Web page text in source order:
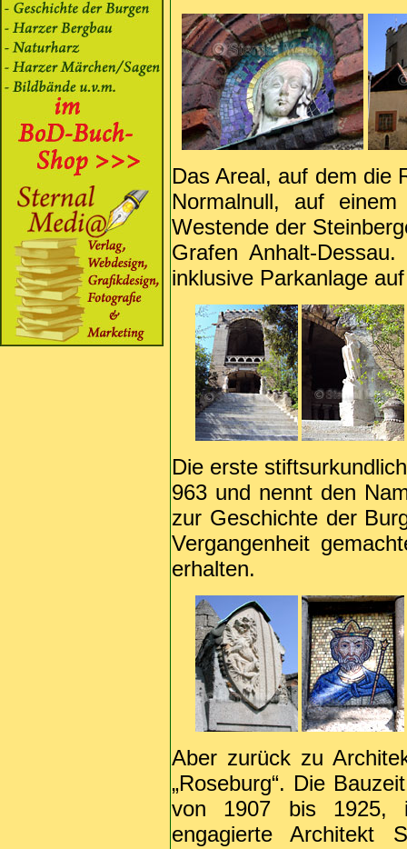
Das Areal, auf dem die
Normalnull, auf
Westende der
Grafen Anhalt-
inklusive Parkanlage
Die erste
963 und nennt den
zur Geschichte der
Vergangenheit
erhalten.
Aber zurück zu
„Roseburg“. Die
von 1907 bis 1925,
engagierte Architekt